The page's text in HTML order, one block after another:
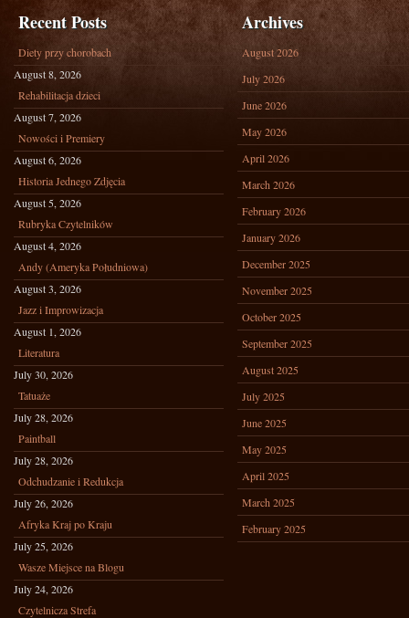
RANKING
Recent Posts
Diety przy chorobach
August 8, 2026
Rehabilitacja dzieci
August 7, 2026
Nowości i Premiery
August 6, 2026
Historia Jednego Zdjęcia
August 5, 2026
Rubryka Czytelników
August 4, 2026
Andy (Ameryka Południowa)
August 3, 2026
Jazz i Improwizacja
August 1, 2026
Literatura
July 30, 2026
Tatuaże
July 28, 2026
Paintball
July 28, 2026
Odchudzanie i Redukcja
July 26, 2026
Afryka Kraj po Kraju
July 25, 2026
Wasze Miejsce na Blogu
July 24, 2026
Czytelnicza Strefa
Archives
August 2026
July 2026
June 2026
May 2026
April 2026
March 2026
February 2026
January 2026
December 2025
November 2025
October 2025
September 2025
August 2025
July 2025
June 2025
May 2025
April 2025
March 2025
February 2025